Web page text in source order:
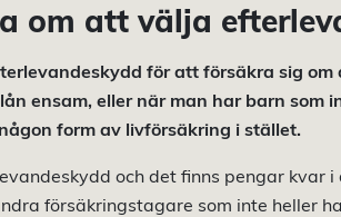
om att välja
för att försäkra sig
ensam, eller när man har barn som
form av livförsäkring i stället.
och det finns pengar kvar i
försäkringstagare som inte heller